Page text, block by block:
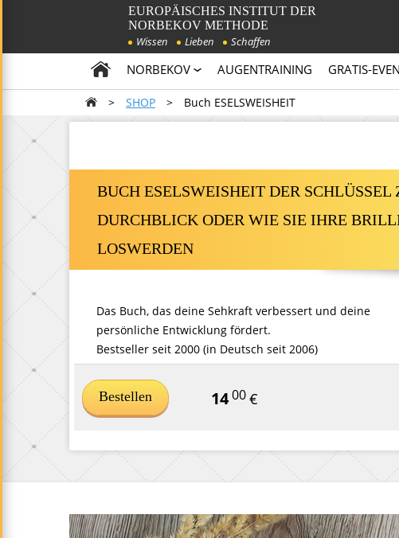
EUROPÄISCHES INSTITUT DER
NORBEKOV METHODE
Wissen Lieben Schaffen
NORBEKOV AUGENTRAINING GRATIS-
> SHOP > Buch ESELSWEISHEIT
BUCH ESELSWEISHEIT DER SCHLÜSSEL
DURCHBLICK ODER WIE SIE IHRE
LOSWERDEN
Das Buch, das deine Sehkraft verbessert und deine
persönliche Entwicklung fördert.
Bestseller seit 2000 (in Deutsch seit 2006)
Bestellen 1400€